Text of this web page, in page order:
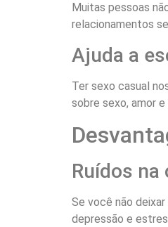
Muitas pessoas
relacionamentos
Ajuda a
Ter sexo casual
sobre sexo, amor
Ruídos na
Se você não
depressão e